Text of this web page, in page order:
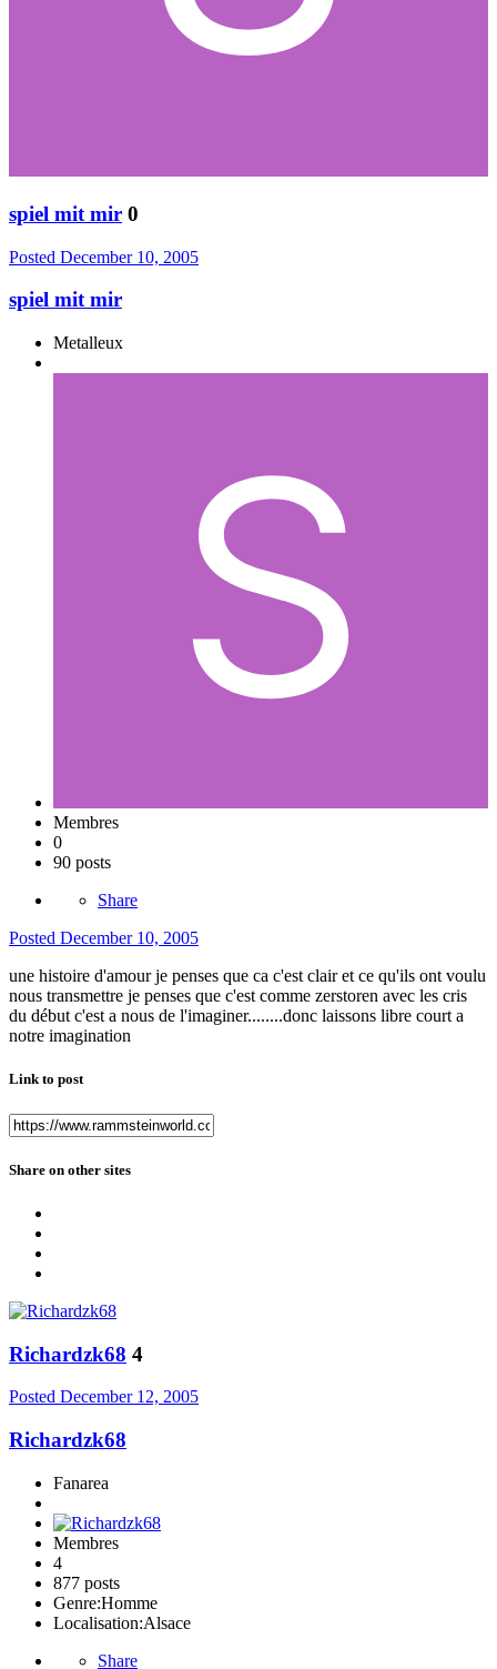
spiel mit mir 0
Posted December 10, 2005
spiel mit mir
Metalleux
Membres
0
90 posts
Share
Posted December 10, 2005
une histoire d'amour je penses que ca c'est clair et ce qu'ils ont voulu
nous transmettre je penses que c'est comme zerstoren avec les cris
du début c'est a nous de l'imaginer........donc laissons libre court a
notre imagination
Link to post
Share on other sites
Richardzk68 4
Posted December 12, 2005
Richardzk68
Fanarea
Membres
4
877 posts
Genre:Homme
Localisation:Alsace
Share